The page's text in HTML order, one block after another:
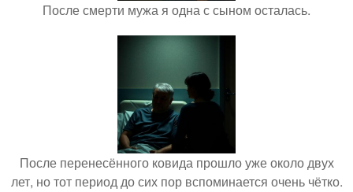
После смерти мужа я одна с сыном осталась.
После перенесённого ковида прошло уже около двух
лет, но тот период до сих пор вспоминается очень чётко.